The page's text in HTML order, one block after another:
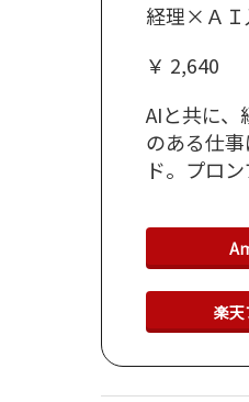
経理×ＡＩ
￥ 2,640
AIと共に
のある仕
ド。プロン
楽天